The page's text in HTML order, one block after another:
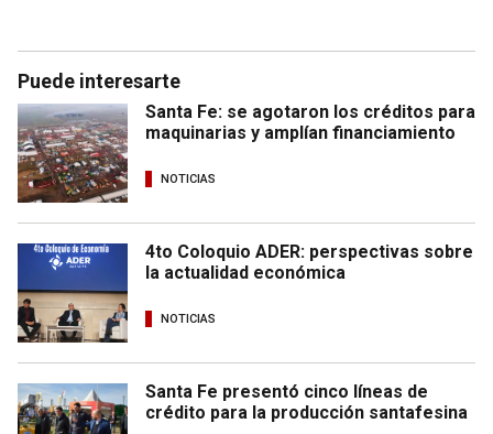
Puede interesarte
Santa Fe: se agotaron los créditos para
maquinarias y amplían financiamiento
NOTICIAS
4to Coloquio ADER: perspectivas sobre
la actualidad económica
NOTICIAS
Santa Fe presentó cinco líneas de
crédito para la producción santafesina